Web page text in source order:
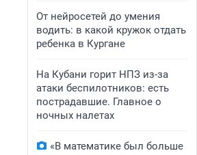
От нейросетей до умения
водить: в какой кружок отдать
ребенка в Кургане
На Кубани горит НПЗ из-за
атаки беспилотников: есть
пострадавшие. Главное о
ночных налетах
«В математике был больше